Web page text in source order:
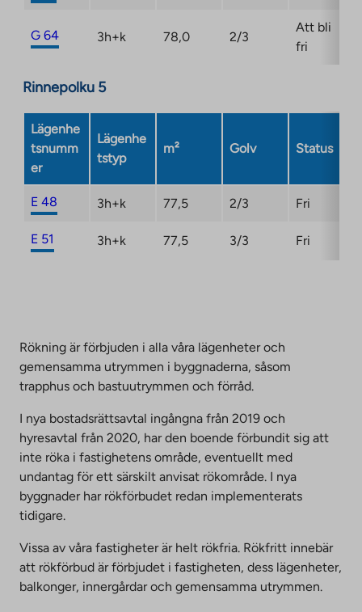
G 64 3h+k 78,0 2/3
Att bli
fri
Rinnepolku 5
Lägenhe
tsnumm
er
Lägenhe
tstyp
m² Golv Status
E 48 3h+k 77,5 2/3 Fri
E 51 3h+k 77,5 3/3 Fri
Rökning är förbjuden i alla våra lägenheter och
gemensamma utrymmen i byggnaderna, såsom
trapphus och bastuutrymmen och förråd.
I nya bostadsrättsavtal ingångna från 2019 och
hyresavtal från 2020, har den boende förbundit sig att
inte röka i fastighetens område, eventuellt med
undantag för ett särskilt anvisat rökområde. I nya
byggnader har rökförbudet redan implementerats
tidigare.
Vissa av våra fastigheter är helt rökfria. Rökfritt innebär
att rökförbud är förbjudet i fastigheten, dess lägenheter,
balkonger, innergårdar och gemensamma utrymmen.